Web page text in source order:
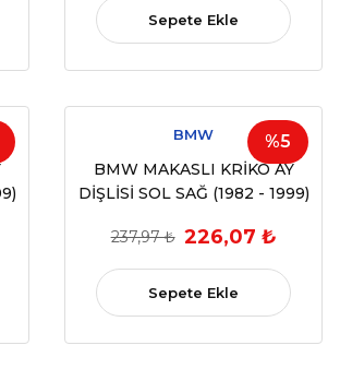
Sepete Ekle
%5
BMW
BMW MAKASLI KRİKO AY
DİŞLİSİ SOL SAĞ (1982 - 1999)
237,97 ₺ 226,07 ₺
Sepete Ekle